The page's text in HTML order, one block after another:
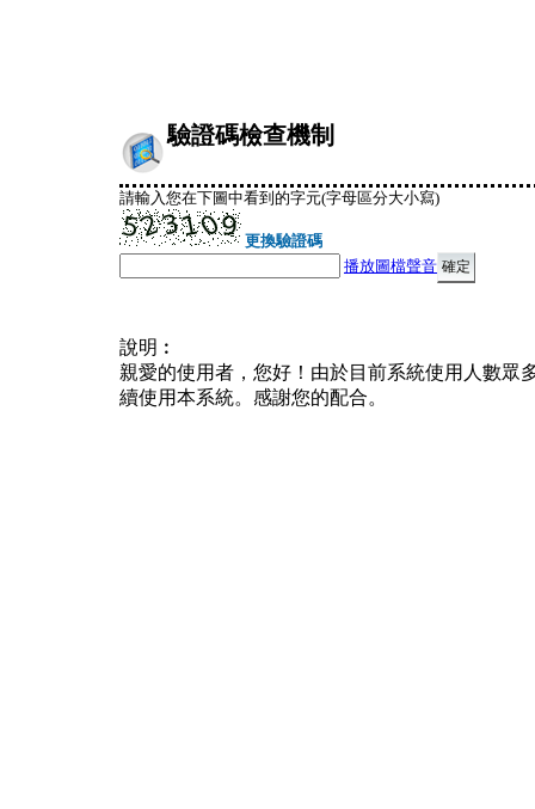
驗證碼檢查機制
請輸入您在下圖中看到的字元(字母區分大小寫)
更換驗證碼
播放圖檔聲音
說明︰
親愛的使用者，您好！由於目前系統使用人數眾
續使用本系統。感謝您的配合。